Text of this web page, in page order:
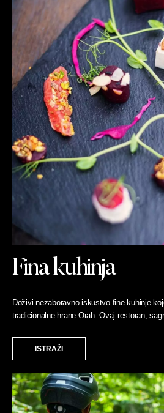
Fina kuhinja
Doživi nezaboravno iskustvo fine kuhinje
tradicionalne hrane Orah. Ovaj restoran,
ISTRAŽI